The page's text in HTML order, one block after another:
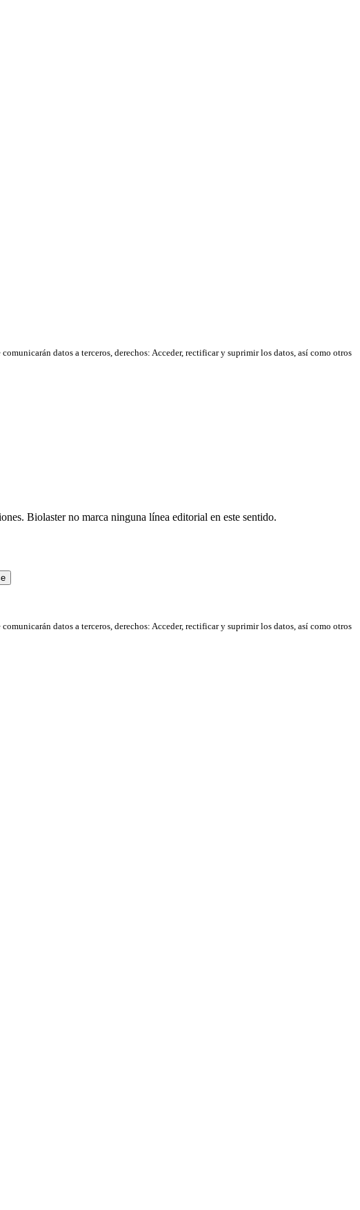
datos a terceros, derechos: Acceder, rectificar y suprimir los datos, así como otros
Biolaster no marca ninguna línea editorial en este sentido.
datos a terceros, derechos: Acceder, rectificar y suprimir los datos, así como otros